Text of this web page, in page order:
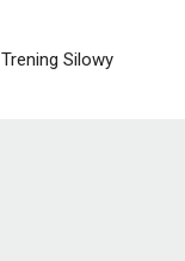
Trening Silowy